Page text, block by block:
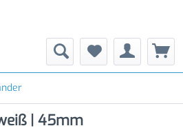
| 45mm